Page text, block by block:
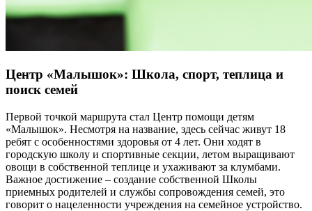
Центр «Малышок»: Школа, спорт, теплица и
поиск семей
Первой точкой маршрута стал Центр помощи детям
«Малышок». Несмотря на название, здесь сейчас живут 18
ребят с особенностями здоровья от 4 лет. Они ходят в
городскую школу и спортивные секции, летом выращивают
овощи в собственной теплице и ухаживают за клумбами.
Важное достижение – создание собственной Школы
приемных родителей и службы сопровождения семей, это
говорит о нацеленности учреждения на семейное устройство.